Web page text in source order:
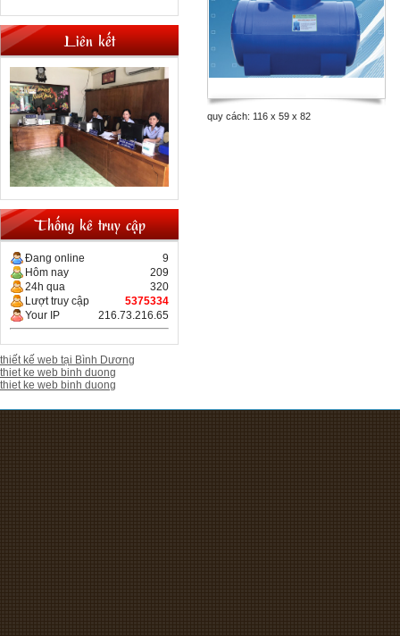
Liên kết
Thống kê truy cập
Đang online
9
Hôm nay
209
24h qua
320
Lượt truy cập
5375334
Your IP
216.73.216.65
thiết kế web tại Bình Dương
thiet ke web binh duong
thiet ke web binh duong
quy cách: 116 x 59 x 82